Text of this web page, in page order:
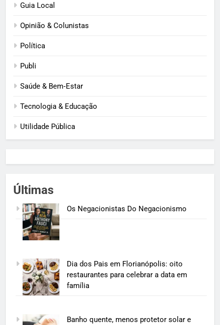
Guia Local
Opinião & Colunistas
Política
Publi
Saúde & Bem‑Estar
Tecnologia & Educação
Utilidade Pública
Últimas
Os Negacionistas Do Negacionismo
Dia dos Pais em Florianópolis: oito
restaurantes para celebrar a data em
família
Banho quente, menos protetor solar e